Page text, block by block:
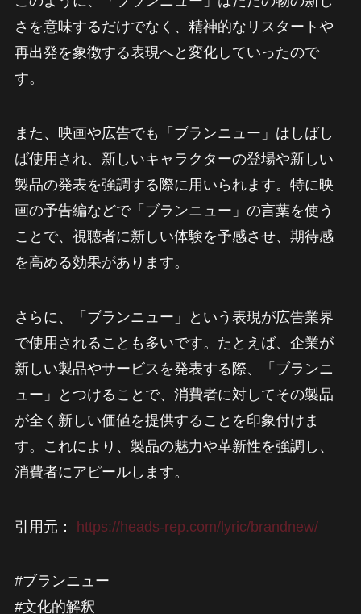
さを意味するだけでなく、精神的なリスタートや
再出発を象徴する表現へと変化していったので
す。
また、映画や広告でも「ブランニュー」はしばし
ば使用され、新しいキャラクターの登場や新しい
製品の発表を強調する際に用いられます。特に映
画の予告編などで「ブランニュー」の言葉を使う
ことで、視聴者に新しい体験を予感させ、期待感
を高める効果があります。
さらに、「ブランニュー」という表現が広告業界
で使用されることも多いです。たとえば、企業が
新しい製品やサービスを発表する際、「ブランニ
ュー」とつけることで、消費者に対してその製品
が全く新しい価値を提供することを印象付けま
す。これにより、製品の魅力や革新性を強調し、
消費者にアピールします。
引用元： https://heads-rep.com/lyric/brandnew/
#ブランニュー
#文化的解釈